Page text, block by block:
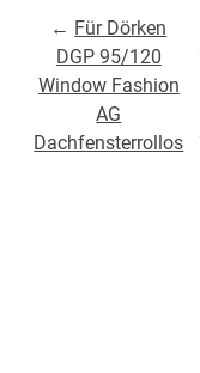
← Für Dörken
DGP 95/120
Window Fashion
AG
Dachfensterrollos